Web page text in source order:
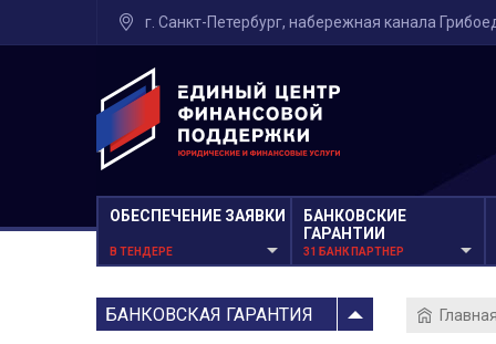
г. Санкт-Петербург, набережная канала
ОБЕСПЕЧЕНИЕ ЗАЯВКИ
В ТЕНДЕРЕ
БАНКОВСКИЕ
ГАРАНТИИ
31 БАНК ПАРТНЕР
БАНКОВСКАЯ ГАРАНТИЯ